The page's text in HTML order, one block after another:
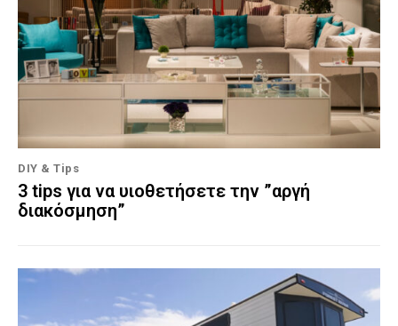
DIY & Tips
3 tips για να υιοθετήσετε την ”αργή
διακόσμηση”